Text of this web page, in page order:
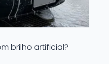
brilho artificial?